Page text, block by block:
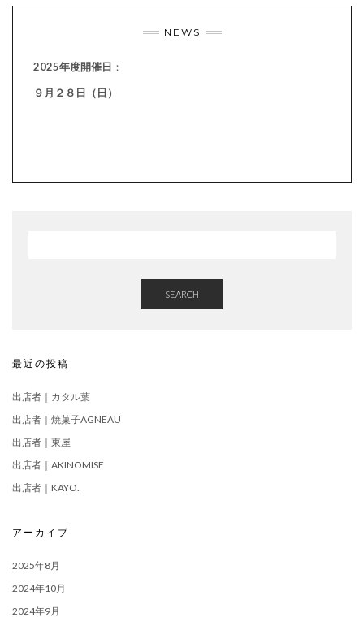
NEWS
2025年度開催日 ：
９月２８日（日）
SEARCH
最近の投稿
出店者｜カタル葉
出店者｜焼菓子AGNEAU
出店者｜東屋
出店者｜AKINOMISE
出店者｜KAYO.
アーカイブ
2025年8月
2024年10月
2024年9月